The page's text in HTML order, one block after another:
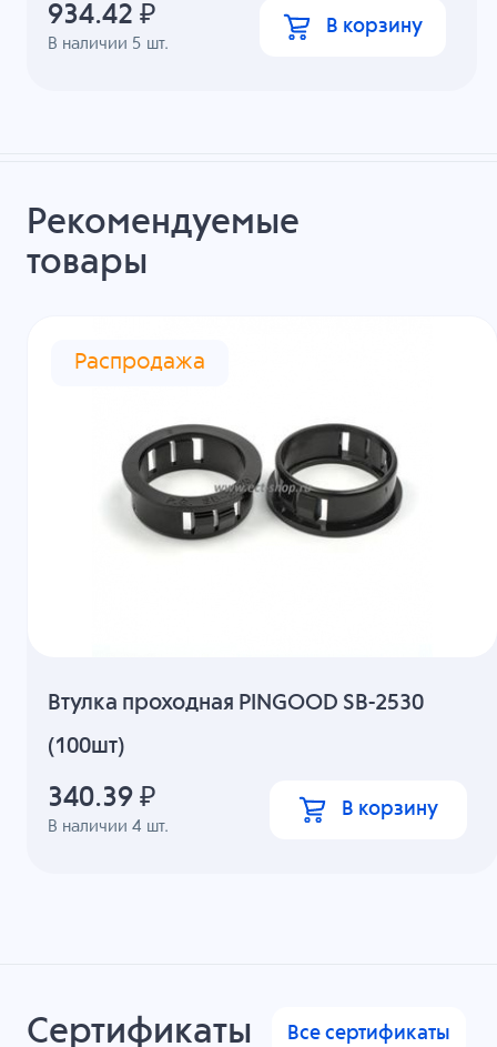
В наличии 5 шт.
934.42 ₽ В корзину
Рекомендуемые
товары
Распродажа
Втулка проходная PINGOOD SB-2530
(100шт)
В наличии4 шт.
340.39 ₽ В корзину
Сертификаты Все сертификаты